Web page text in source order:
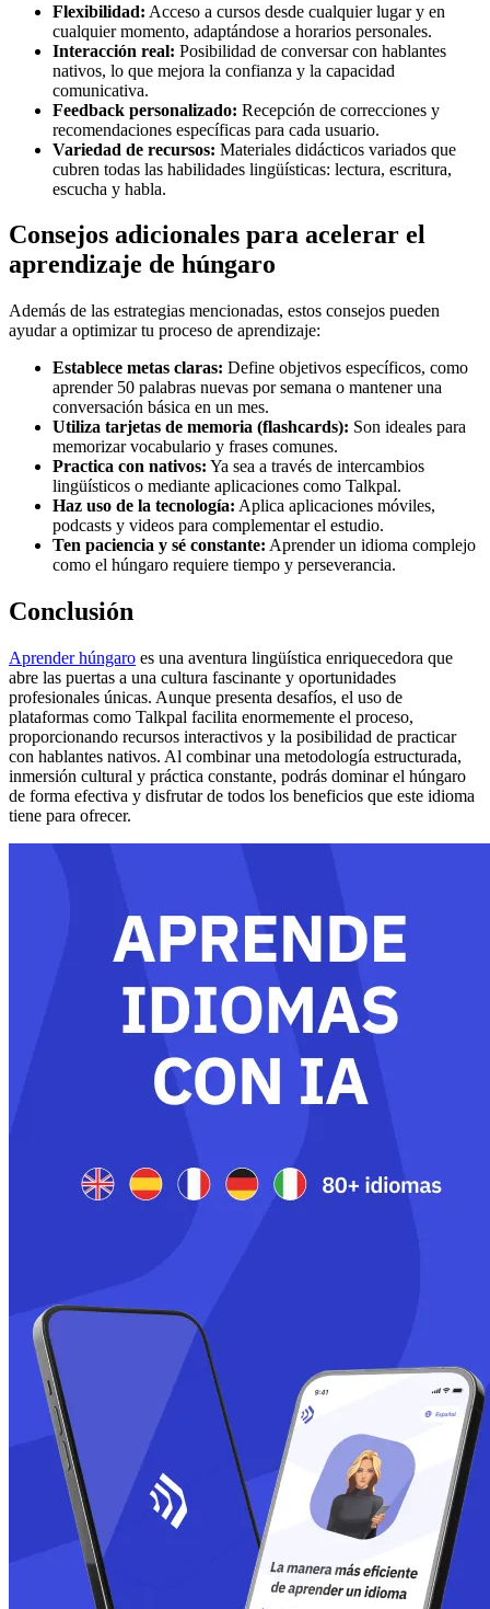
Flexibilidad: Acceso a cursos desde cualquier lugar y en
cualquier momento, adaptándose a horarios personales.
Interacción real: Posibilidad de conversar con hablantes
nativos, lo que mejora la confianza y la capacidad
comunicativa.
Feedback personalizado: Recepción de correcciones y
recomendaciones específicas para cada usuario.
Variedad de recursos: Materiales didácticos variados que
cubren todas las habilidades lingüísticas: lectura, escritura,
escucha y habla.
Consejos adicionales para acelerar el
aprendizaje de húngaro
Además de las estrategias mencionadas, estos consejos pueden
ayudar a optimizar tu proceso de aprendizaje:
Establece metas claras: Define objetivos específicos, como
aprender 50 palabras nuevas por semana o mantener una
conversación básica en un mes.
Utiliza tarjetas de memoria (flashcards): Son ideales para
memorizar vocabulario y frases comunes.
Practica con nativos: Ya sea a través de intercambios
lingüísticos o mediante aplicaciones como Talkpal.
Haz uso de la tecnología: Aplica aplicaciones móviles,
podcasts y videos para complementar el estudio.
Ten paciencia y sé constante: Aprender un idioma complejo
como el húngaro requiere tiempo y perseverancia.
Conclusión
Aprender húngaro es una aventura lingüística enriquecedora que
abre las puertas a una cultura fascinante y oportunidades
profesionales únicas. Aunque presenta desafíos, el uso de
plataformas como Talkpal facilita enormemente el proceso,
proporcionando recursos interactivos y la posibilidad de practicar
con hablantes nativos. Al combinar una metodología estructurada,
inmersión cultural y práctica constante, podrás dominar el húngaro
de forma efectiva y disfrutar de todos los beneficios que este idioma
tiene para ofrecer.